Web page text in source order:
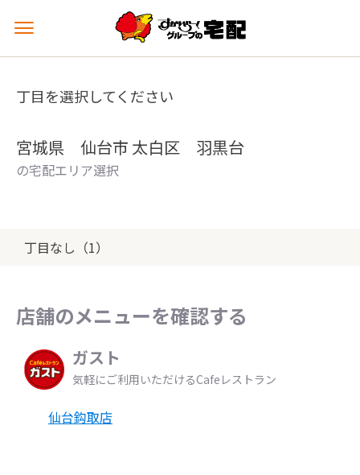
メ
ュ
を
丁目を選択してください
宮城県 仙台市 太白区 羽黒台
の宅配エリア選択
丁目なし（1）
店舗のメニューを確認する
ガスト
気軽にご利用いただけるCafeレストラン
仙台鈎取店